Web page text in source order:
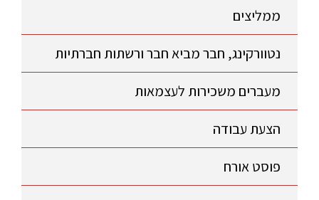
ממליצים
נטוורקינג, חבר מביא חבר ורשתות חברתיות
מעברים משכירות לעצמאות
הצעת עבודה
פוסט אורח